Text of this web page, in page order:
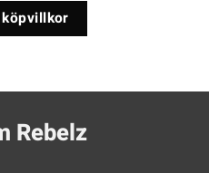
köpvillkor
Rebelz